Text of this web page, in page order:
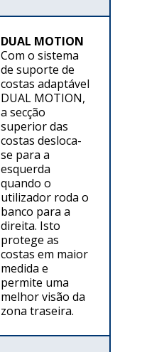
DUAL MOTION
Com o sistema
de suporte de
costas adaptável
DUAL MOTION,
a secção
superior das
costas desloca-
se para a
esquerda
quando o
utilizador roda o
banco para a
direita. Isto
protege as
costas em maior
medida e
permite uma
melhor visão da
zona traseira.